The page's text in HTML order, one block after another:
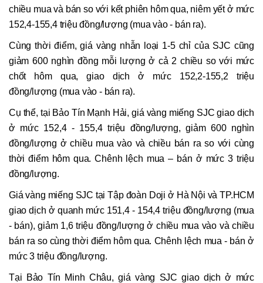
chiều mua và bán so với kết phiên hôm qua, niêm yết ở mức
152,4-155,4 triệu đồng/lượng (mua vào - bán ra).
Cùng thời điểm, giá vàng nhẫn loại 1-5 chỉ của SJC cũng
giảm 600 nghìn đồng mỗi lượng ở cả 2 chiều so với mức
chốt hôm qua, giao dịch ở mức 152,2-155,2 triệu
đồng/lượng (mua vào - bán ra).
Cụ thể, tại Bảo Tín Mạnh Hải, giá vàng miếng SJC giao dịch
ở mức 152,4 - 155,4 triệu đồng/lượng, giảm 600 nghìn
đồng/lượng ở chiều mua vào và chiều bán ra so với cùng
thời điểm hôm qua. Chênh lệch mua – bán ở mức 3 triệu
đồng/lượng.
Giá vàng miếng SJC tại Tập đoàn Doji ở Hà Nội và TP.HCM
giao dịch ở quanh mức 151,4 - 154,4 triệu đồng/lượng (mua
- bán), giảm 1,6 triệu đồng/lượng ở chiều mua vào và chiều
bán ra so cùng thời điểm hôm qua. Chênh lệch mua - bán ở
mức 3 triệu đồng/lượng.
Tại Bảo Tín Minh Châu, giá vàng SJC giao dịch ở mức